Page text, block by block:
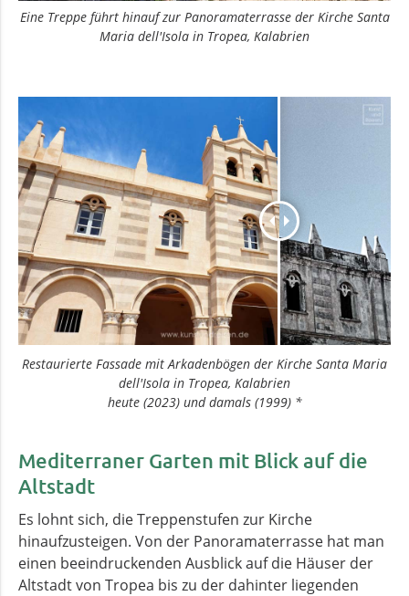
Eine Treppe führt hinauf zur Panoramaterrasse der Kirche Santa
Maria dell'Isola in Tropea, Kalabrien
Restaurierte Fassade mit Arkadenbögen der K­irche Santa Maria
dell'Isola in Tropea, Kalabrien
heute (2023) und damals (1999) *
Mediterraner Garten mit Blick auf die
Altstadt
Es lohnt sich, die Treppenstufen zur Kirche
hinaufzusteigen. Von der Panoramaterrasse hat man
einen beeindruckenden Ausblick auf die Häuser der
Altstadt von Tropea bis zu der dahinter liegenden